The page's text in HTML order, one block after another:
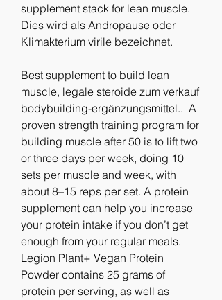
supplement stack for lean muscle.
Dies wird als Andropause oder
Klimakterium virile bezeichnet.
Best supplement to build lean
muscle, legale steroide zum verkauf
bodybuilding-ergänzungsmittel..  A
proven strength training program for
building muscle after 50 is to lift two
or three days per week, doing 10
sets per muscle and week, with
about 8–15 reps per set. A protein
supplement can help you increase
your protein intake if you don’t get
enough from your regular meals.
Legion Plant+ Vegan Protein
Powder contains 25 grams of
protein per serving, as well as